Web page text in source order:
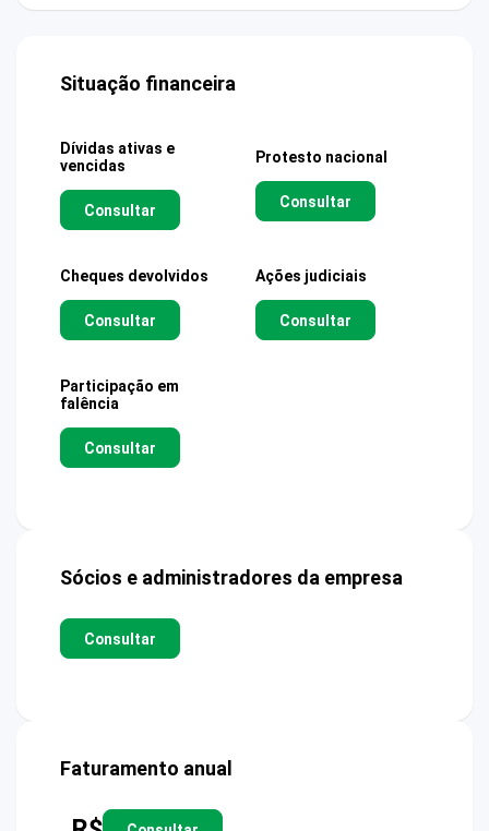
Situação financeira
Dívidas ativas e
vencidas
Consultar
Protesto nacional
Consultar
Cheques devolvidos
Consultar
Ações judiciais
Consultar
Participação em
falência
Consultar
Sócios e administradores da empresa
Consultar
Faturamento anual